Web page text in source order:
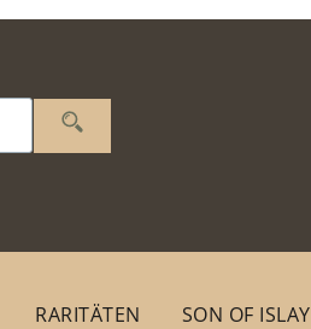
RARITÄTEN SON OF ISLAY